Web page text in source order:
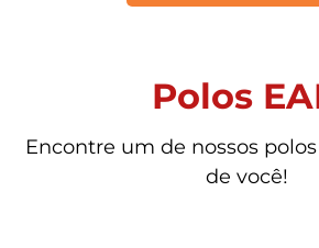
Polos
Encontre um de nossos
de você!